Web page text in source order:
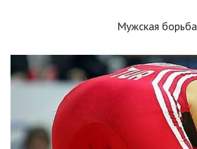
Мужская борьба